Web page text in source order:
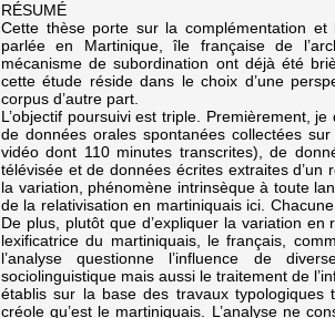
RÉSUMÉ
Cette thèse porte sur la complémentation
parlée en Martinique, île française de
mécanisme de subordination ont déjà été
cette étude réside dans le choix d’une
corpus d’autre part.
L’objectif poursuivi est triple. Premièrement,
de données orales spontanées collectées
vidéo dont 110 minutes transcrites), de
télévisée et de données écrites extraites d’un
la variation, phénomène intrinsèque à toute
de la relativisation en martiniquais ici.
De plus, plutôt que d’expliquer la variation
lexificatrice du martiniquais, le français,
l’analyse questionne l’influence de
sociolinguistique mais aussi le traitement de
établis sur la base des travaux
créole qu’est le martiniquais. L’analyse ne